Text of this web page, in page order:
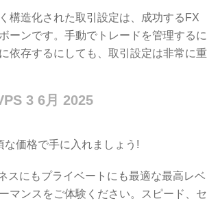
構造化された取引設定は、成功するFX
ーンです。手動でトレードを管理するに
依存するにしても、取引設定は非常に重
3 6月 2025
な価格で手に入れましょう!
スにもプライベートにも最適な最高レベ
マンスをご体験ください。スピード、セ